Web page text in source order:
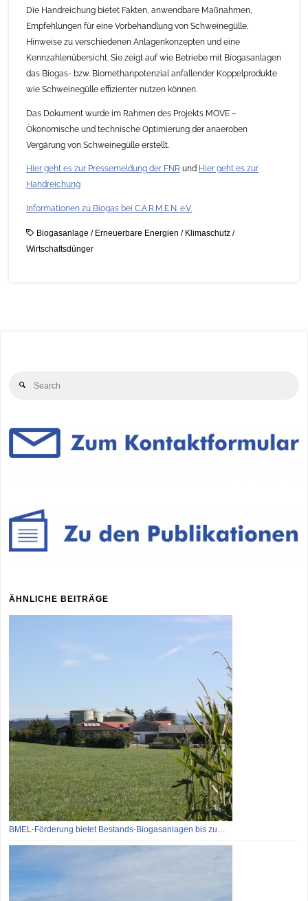
Die Handreichung bietet Fakten, anwendbare Maßnahmen,
Empfehlungen für eine Vorbehandlung von Schweinegülle,
Hinweise zu verschiedenen Anlagenkonzepten und eine
Kennzahlenübersicht. Sie zeigt auf wie Betriebe mit Biogasanlagen
das Biogas- bzw. Biomethanpotenzial anfallender Koppelprodukte
wie Schweinegülle effizienter nutzen können.
Das Dokument wurde im Rahmen des Projekts MOVE –
Ökonomische und technische Optimierung der anaeroben
Vergärung von Schweinegülle erstellt.
Hier geht es zur Pressemeldung der FNR und Hier geht es zur
Handreichung
Informationen zu Biogas bei C.A.R.M.E.N. e.V.
Biogasanlage / Erneuerbare Energien / Klimaschutz/
Wirtschaftsdünger
Search
ÄHNLICHE BEITRÄGE
BMEL-Förderung bietet Bestands-Biogasanlagen bis zu…